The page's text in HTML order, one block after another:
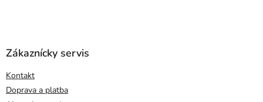
Zákaznícky servis
Kontakt
Doprava a platba